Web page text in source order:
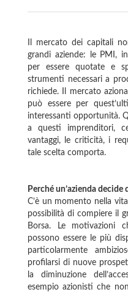
Il mercato dei capitali
grandi aziende: le PMI,
per essere quotate e
strumenti necessari a
richiede. Il mercato
può essere per
interessanti opportunità.
a questi imprenditori,
vantaggi, le criticità, i
tale scelta comporta.
Perché un’azienda decide
C’è un momento nella
possibilità di compiere il
Borsa. Le motivazioni
possono essere le più
particolarmente
profilarsi di nuove
la diminuzione
esempio azionisti che